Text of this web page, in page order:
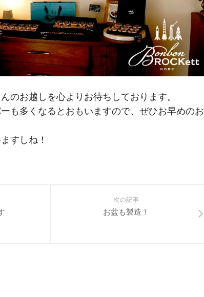
のお越しを心よりお待ちしております。
も多くなるとおもいますので、ぜひお早めのお
すしね！
次の記事
お盆も製造！